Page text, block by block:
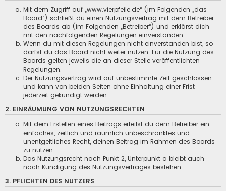
Mit dem Zugriff auf „www.vierpfeile.de“ (im Folgenden „das
Board“) schließt du einen Nutzungsvertrag mit dem Betreiber
des Boards ab (im Folgenden „Betreiber“) und erklärst dich
mit den nachfolgenden Regelungen einverstanden.
Wenn du mit diesen Regelungen nicht einverstanden bist, so
darfst du das Board nicht weiter nutzen. Für die Nutzung des
Boards gelten jeweils die an dieser Stelle veröffentlichten
Regelungen.
Der Nutzungsvertrag wird auf unbestimmte Zeit geschlossen
und kann von beiden Seiten ohne Einhaltung einer Frist
jederzeit gekündigt werden.
2. EINRÄUMUNG VON NUTZUNGSRECHTEN
Mit dem Erstellen eines Beitrags erteilst du dem Betreiber ein
einfaches, zeitlich und räumlich unbeschränktes und
unentgeltliches Recht, deinen Beitrag im Rahmen des Boards
zu nutzen.
Das Nutzungsrecht nach Punkt 2, Unterpunkt a bleibt auch
nach Kündigung des Nutzungsvertrages bestehen.
3. PFLICHTEN DES NUTZERS